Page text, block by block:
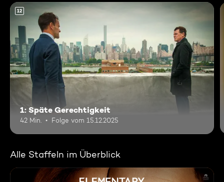
12
1: Späte Gerechtigkeit
42 Min. Folge vom 15.12.2025
Alle Staffeln im Überblick